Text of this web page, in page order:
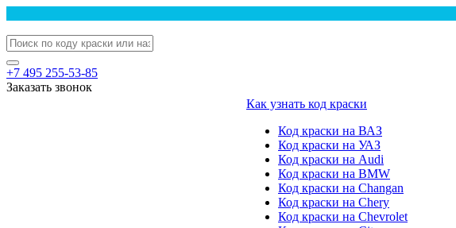
+7 495 255-53-85
Заказать звонок
Как узнать код краски
Код краски на ВАЗ
Код краски на УАЗ
Код краски на Audi
Код краски на BMW
Код краски на Changan
Код краски на Chery
Код краски на Chevrolet